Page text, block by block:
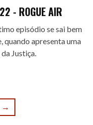
- ROGUE AIR
episódio se sai bem
quando apresenta uma
Justiça.
→